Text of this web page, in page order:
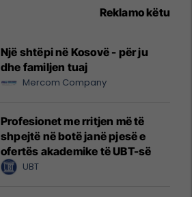
Reklamo këtu
Një shtëpi në Kosovë - për ju
dhe familjen tuaj
Mercom Company
Profesionet me rritjen më të
shpejtë në botë janë pjesë e
ofertës akademike të UBT-së
UBT